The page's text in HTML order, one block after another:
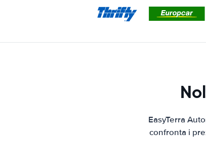
EasyTerra
confronta i